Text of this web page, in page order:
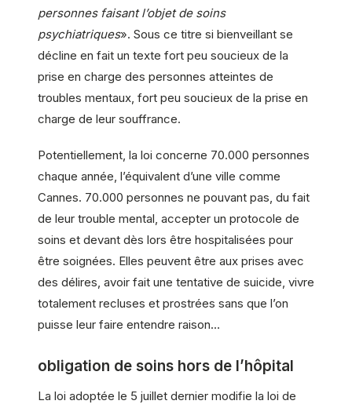
personnes faisant l’objet de soins
psychiatriques». Sous ce titre si bienveillant se
décline en fait un texte fort peu soucieux de la
prise en charge des personnes atteintes de
troubles mentaux, fort peu soucieux de la prise en
charge de leur souffrance.
Potentiellement, la loi concerne 70.000 personnes
chaque année, l’équivalent d’une ville comme
Cannes. 70.000 personnes ne pouvant pas, du fait
de leur trouble mental, accepter un protocole de
soins et devant dès lors être hospitalisées pour
être soignées. Elles peuvent être aux prises avec
des délires, avoir fait une tentative de suicide, vivre
totalement recluses et prostrées sans que l’on
puisse leur faire entendre raison…
obligation de soins hors de l’hôpital
La loi adoptée le 5 juillet dernier modifie la loi de